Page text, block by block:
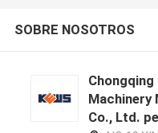
SOBRE NOSOTROS
Chongqing
Machinery
Co., Ltd.